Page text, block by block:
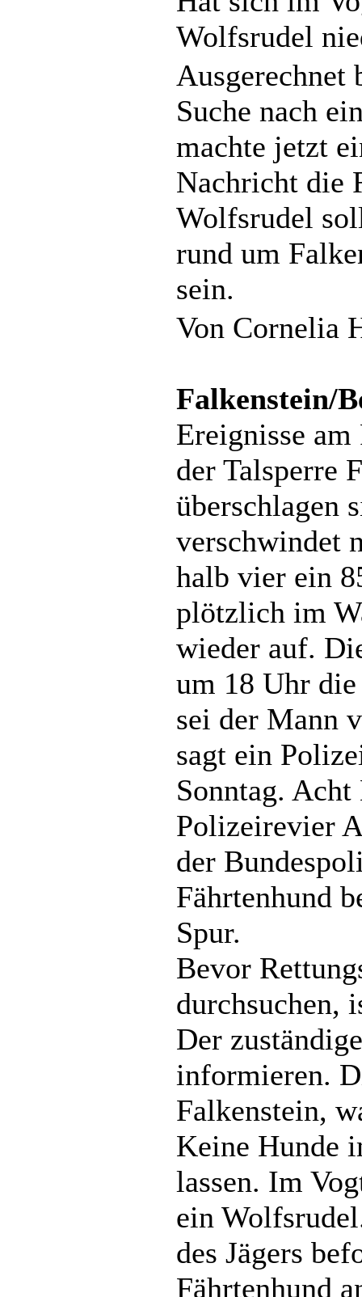
Wolfsrudel
Ausgerechnet
Suche nach
machte jetzt
Nachricht die
Wolfsrudel
rund um
sein.
Von Cornelia
Falkenstein/
Ereignisse am
der Talsperre
überschlagen
verschwindet
halb vier ein
plötzlich im
wieder auf.
um 18 Uhr
sei der Mann
sagt ein
Sonntag.
Polizeirevier
der
Fährtenhund
Spur.
Bevor
durchsuchen,
Der
informieren.
Falkenstein,
Keine Hunde
lassen. Im
ein
des Jägers
Fährtenhund